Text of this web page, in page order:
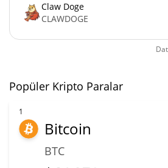
Claw Doge
CLAWDOGE
Popüler Kripto Paralar
1
Bitcoin
BTC